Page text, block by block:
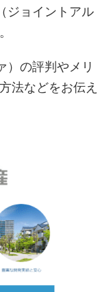
ジョイントアル
の評判やメリ
法などをお伝え